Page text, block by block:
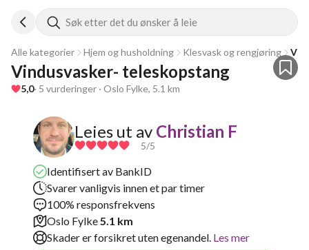
Søk etter det du ønsker å leie
Alle kategorier Hjem og husholdning Klesvask og rengjøring
Vindusvasker- teleskopstang
5,0· 5 vurderinger · Oslo Fylke, 5.1 km
Leies ut av Christian F
5/5
Identifisert av BankID
Svarer vanligvis innen et par timer
100% responsfrekvens
Oslo Fylke5.1 km
Skader er forsikret uten egenandel. Les mer